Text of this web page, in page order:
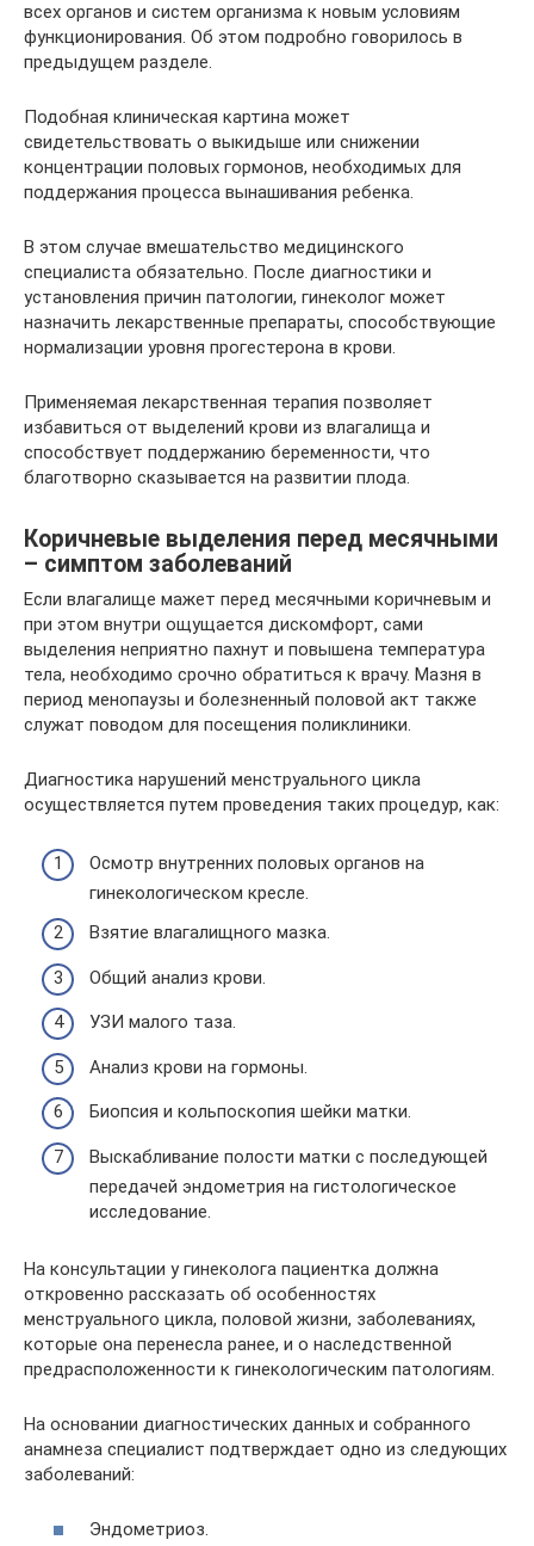
всех органов и систем организма к новым условиям
функционирования. Об этом подробно говорилось в
предыдущем разделе.
Подобная клиническая картина может
свидетельствовать о выкидыше или снижении
концентрации половых гормонов, необходимых для
поддержания процесса вынашивания ребенка.
В этом случае вмешательство медицинского
специалиста обязательно. После диагностики и
установления причин патологии, гинеколог может
назначить лекарственные препараты, способствующие
нормализации уровня прогестерона в крови.
Применяемая лекарственная терапия позволяет
избавиться от выделений крови из влагалища и
способствует поддержанию беременности, что
благотворно сказывается на развитии плода.
Коричневые выделения перед месячными
– симптом заболеваний
Если влагалище мажет перед месячными коричневым и
при этом внутри ощущается дискомфорт, сами
выделения неприятно пахнут и повышена температура
тела, необходимо срочно обратиться к врачу. Мазня в
период менопаузы и болезненный половой акт также
служат поводом для посещения поликлиники.
Диагностика нарушений менструального цикла
осуществляется путем проведения таких процедур, как:
Осмотр внутренних половых органов на
гинекологическом кресле.
Взятие влагалищного мазка.
Общий анализ крови.
УЗИ малого таза.
Анализ крови на гормоны.
Биопсия и кольпоскопия шейки матки.
Выскабливание полости матки с последующей
передачей эндометрия на гистологическое
исследование.
На консультации у гинеколога пациентка должна
откровенно рассказать об особенностях
менструального цикла, половой жизни, заболеваниях,
которые она перенесла ранее, и о наследственной
предрасположенности к гинекологическим патологиям.
На основании диагностических данных и собранного
анамнеза специалист подтверждает одно из следующих
заболеваний:
Эндометриоз.